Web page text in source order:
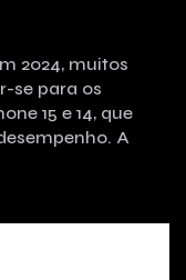
2024, muitos
se para os
15 e 14, que
A